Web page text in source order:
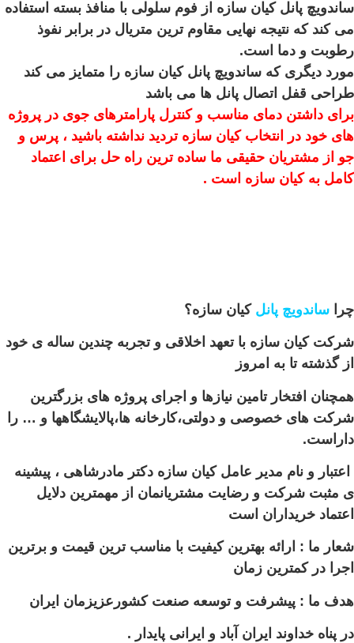
ساندویچ پانل کیان سازه از فوم سلولی با منافذ بسته استفاده
می کند که نتیجه نهایی مقاوم ترین متریال در برابر نفوذ
رطوبت و دما است.
مورد دیگری که ساندویچ پانل کیان سازه را متمایز می کند
طراحی قفل اتصال پانل ها می باشد
برای داشتن دمای مناسب و کنترل پارامترهای جوی در پروژه
های خود در انتخاب کیان سازه تردید نداشته باشید ، پرس و
جو از مشتریان حقیقی ما ساده ترین راه حل برای اعتماد
کامل به کیان سازه است .
چرا ساندویچ پانل کیان سازه؟
شرکت کیان سازه با تعهد اخلاقی و تجربه چندین ساله ی خود
از گذشته تا به امروز
همچنان افتخار تامین نیازها و اجرای پروژه های بزرگترین
شرکت های خصوصی و دولتی،کارخانه ها،پالایشگاهها و … را
داراست.
اعتبار و نام مدیر عامل کیان سازه دکتر مادرشاهی ، پیشینه
ی مثبت شرکت و رضایت مشتریانمان از مهمترین دلایل
اعتماد خریداران است
شعار ما : ارائه بهترین کیفیت با مناسب ترین قیمت و برترین
اجرا در کمترین زمان
هدف ما : پیشرفت و توسعه صنعت کشورعزیزمان ایران
در پناه خداوند ایران آباد و ایرانی پایدار .